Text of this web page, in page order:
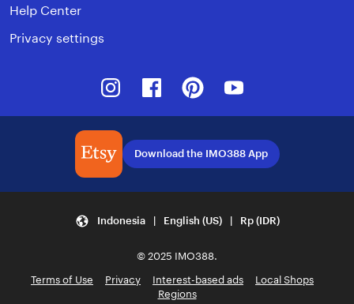
Help Center
Privacy settings
InstagramFacebookPinterest
Download the IMO388 App
Indonesia | English (US) | Rp (IDR)
© 2025 IMO388.
Terms of Use
Privacy Interest-based ads
Local Shops
Regions